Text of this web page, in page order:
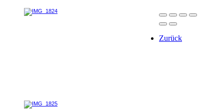
Zurück